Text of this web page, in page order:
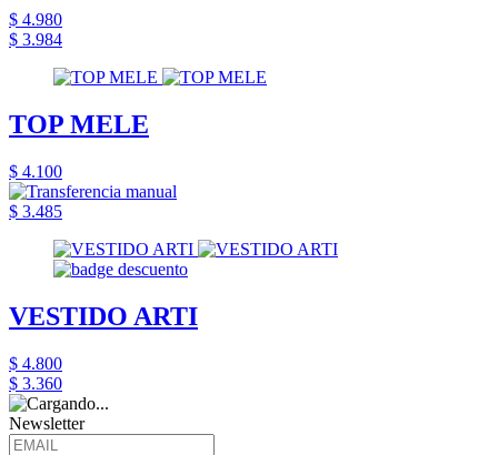
$ 4.980
$ 3.984
TOP MELE
$ 4.100
$ 3.485
VESTIDO ARTI
$ 4.800
$ 3.360
Newsletter